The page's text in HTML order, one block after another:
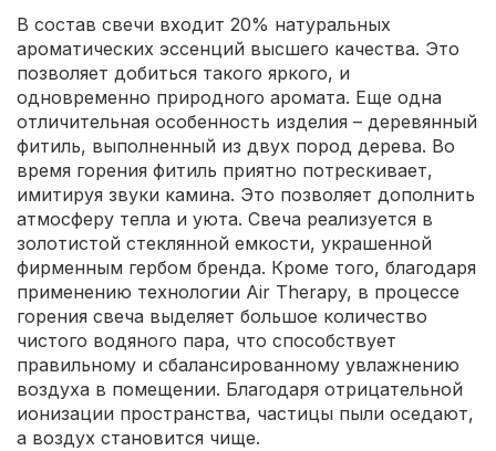
В состав свечи входит 20% натуральных
ароматических эссенций высшего качества. Это
позволяет добиться такого яркого, и
одновременно природного аромата. Еще одна
отличительная особенность изделия – деревянный
фитиль, выполненный из двух пород дерева. Во
время горения фитиль приятно потрескивает,
имитируя звуки камина. Это позволяет дополнить
атмосферу тепла и уюта. Свеча реализуется в
золотистой стеклянной емкости, украшенной
фирменным гербом бренда. Кроме того, благодаря
применению технологии Air Therapy, в процессе
горения свеча выделяет большое количество
чистого водяного пара, что способствует
правильному и сбалансированному увлажнению
воздуха в помещении. Благодаря отрицательной
ионизации пространства, частицы пыли оседают,
а воздух становится чище.